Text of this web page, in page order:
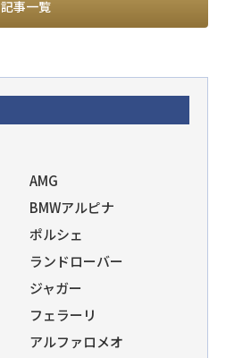
記事一覧
AMG
BMWアルピナ
ポルシェ
ランドローバー
ジャガー
フェラーリ
アルファロメオ